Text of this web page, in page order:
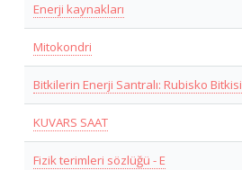
Enerji kaynakları
Mitokondri
Bitkilerin Enerji Santralı: Rubisko Bitkisi
KUVARS SAAT
Fizik terimleri sözlüğü - E